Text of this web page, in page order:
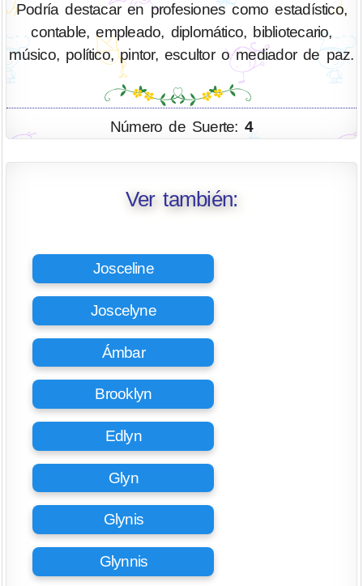
Podría destacar en profesiones como estadístico,
contable, empleado, diplomático, bibliotecario,
músico, político, pintor, escultor o mediador de paz.
Número de Suerte: 4
Ver también:
Josceline
Joscelyne
Ámbar
Brooklyn
Edlyn
Glyn
Glynis
Glynnis